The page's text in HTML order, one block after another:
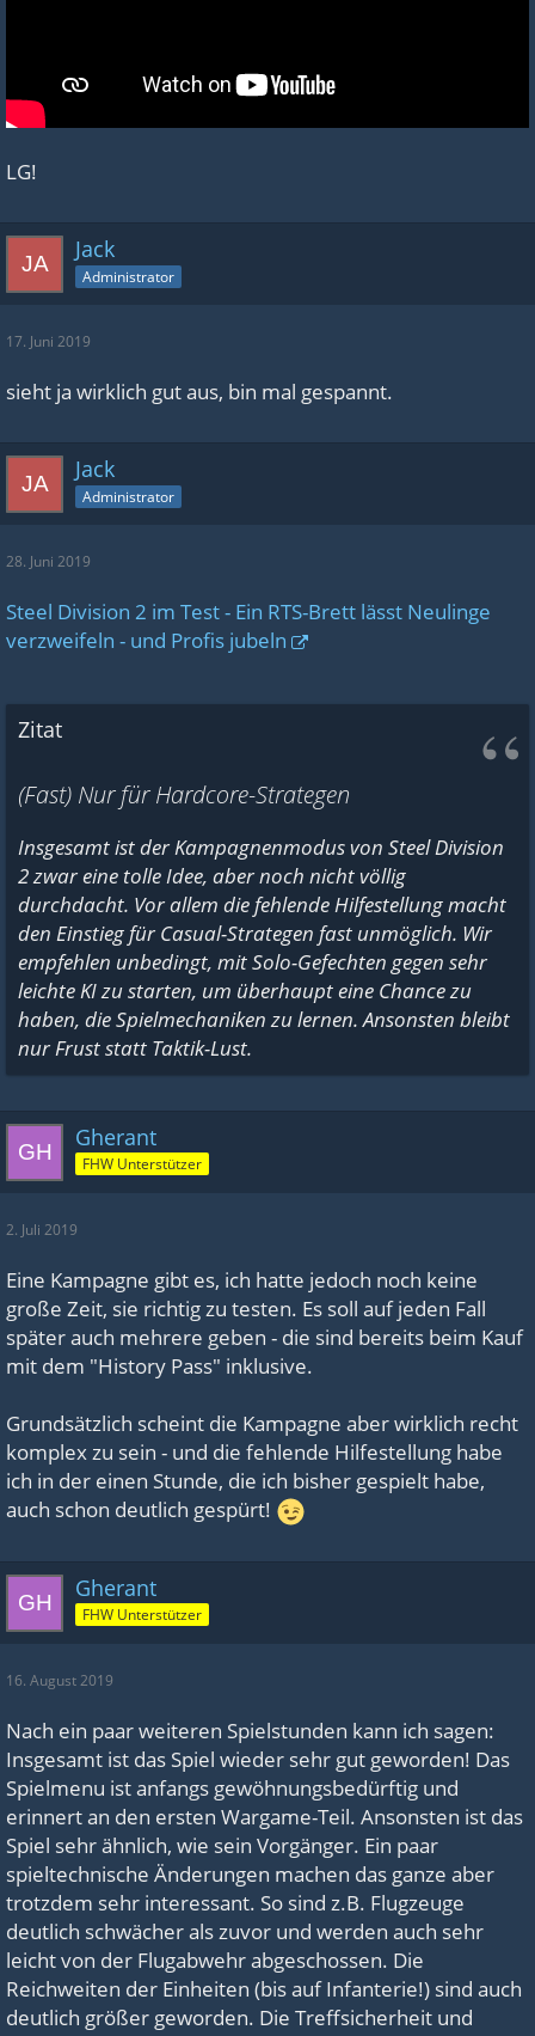
LG!
Jack
Administrator
17. Juni 2019
sieht ja wirklich gut aus, bin mal gespannt.
Jack
Administrator
28. Juni 2019
Steel Division 2 im Test - Ein RTS-Brett lässt Neulinge
verzweifeln - und Profis jubeln
Zitat
(Fast) Nur für Hardcore-Strategen
Insgesamt ist der Kampagnenmodus von Steel Division
2 zwar eine tolle Idee, aber noch nicht völlig
durchdacht. Vor allem die fehlende Hilfestellung macht
den Einstieg für Casual-Strategen fast unmöglich. Wir
empfehlen unbedingt, mit Solo-Gefechten gegen sehr
leichte KI zu starten, um überhaupt eine Chance zu
haben, die Spielmechaniken zu lernen. Ansonsten bleibt
nur Frust statt Taktik-Lust.
Gherant
FHW Unterstützer
2. Juli 2019
Eine Kampagne gibt es, ich hatte jedoch noch keine
große Zeit, sie richtig zu testen. Es soll auf jeden Fall
später auch mehrere geben - die sind bereits beim Kauf
mit dem "History Pass" inklusive.
Grundsätzlich scheint die Kampagne aber wirklich recht
komplex zu sein - und die fehlende Hilfestellung habe
ich in der einen Stunde, die ich bisher gespielt habe,
auch schon deutlich gespürt!
Gherant
FHW Unterstützer
16. August 2019
Nach ein paar weiteren Spielstunden kann ich sagen:
Insgesamt ist das Spiel wieder sehr gut geworden! Das
Spielmenu ist anfangs gewöhnungsbedürftig und
erinnert an den ersten Wargame-Teil. Ansonsten ist das
Spiel sehr ähnlich, wie sein Vorgänger. Ein paar
spieltechnische Änderungen machen das ganze aber
trotzdem sehr interessant. So sind z.B. Flugzeuge
deutlich schwächer als zuvor und werden auch sehr
leicht von der Flugabwehr abgeschossen. Die
Reichweiten der Einheiten (bis auf Infanterie!) sind auch
deutlich größer geworden. Die Treffsicherheit und